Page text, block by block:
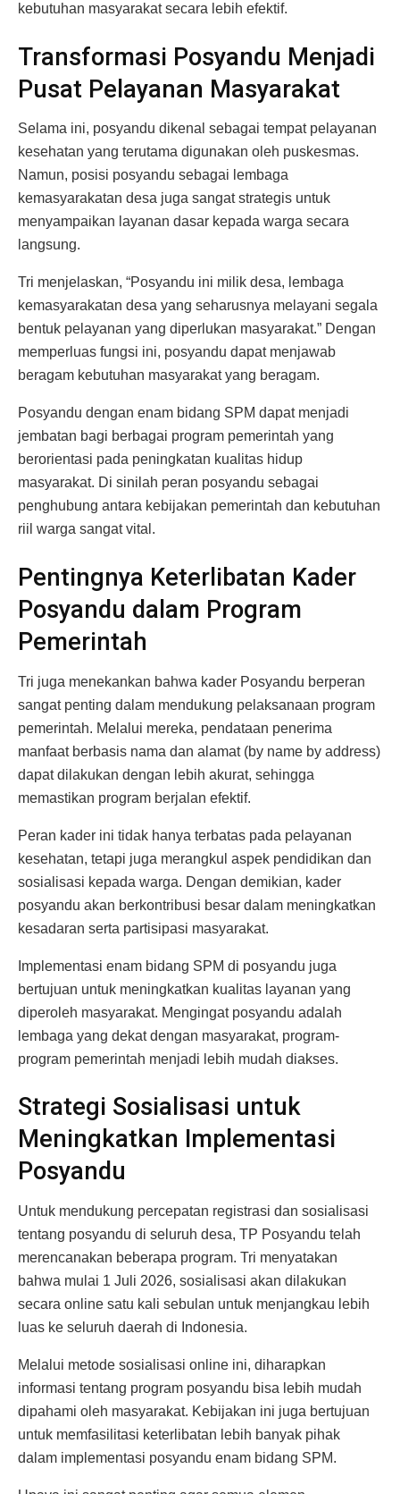
kebutuhan masyarakat secara lebih efektif.
Transformasi Posyandu Menjadi
Pusat Pelayanan Masyarakat
Selama ini, posyandu dikenal sebagai tempat pelayanan
kesehatan yang terutama digunakan oleh puskesmas.
Namun, posisi posyandu sebagai lembaga
kemasyarakatan desa juga sangat strategis untuk
menyampaikan layanan dasar kepada warga secara
langsung.
Tri menjelaskan, “Posyandu ini milik desa, lembaga
kemasyarakatan desa yang seharusnya melayani segala
bentuk pelayanan yang diperlukan masyarakat.” Dengan
memperluas fungsi ini, posyandu dapat menjawab
beragam kebutuhan masyarakat yang beragam.
Posyandu dengan enam bidang SPM dapat menjadi
jembatan bagi berbagai program pemerintah yang
berorientasi pada peningkatan kualitas hidup
masyarakat. Di sinilah peran posyandu sebagai
penghubung antara kebijakan pemerintah dan kebutuhan
riil warga sangat vital.
Pentingnya Keterlibatan Kader
Posyandu dalam Program
Pemerintah
Tri juga menekankan bahwa kader Posyandu berperan
sangat penting dalam mendukung pelaksanaan program
pemerintah. Melalui mereka, pendataan penerima
manfaat berbasis nama dan alamat (by name by address)
dapat dilakukan dengan lebih akurat, sehingga
memastikan program berjalan efektif.
Peran kader ini tidak hanya terbatas pada pelayanan
kesehatan, tetapi juga merangkul aspek pendidikan dan
sosialisasi kepada warga. Dengan demikian, kader
posyandu akan berkontribusi besar dalam meningkatkan
kesadaran serta partisipasi masyarakat.
Implementasi enam bidang SPM di posyandu juga
bertujuan untuk meningkatkan kualitas layanan yang
diperoleh masyarakat. Mengingat posyandu adalah
lembaga yang dekat dengan masyarakat, program-
program pemerintah menjadi lebih mudah diakses.
Strategi Sosialisasi untuk
Meningkatkan Implementasi
Posyandu
Untuk mendukung percepatan registrasi dan sosialisasi
tentang posyandu di seluruh desa, TP Posyandu telah
merencanakan beberapa program. Tri menyatakan
bahwa mulai 1 Juli 2026, sosialisasi akan dilakukan
secara online satu kali sebulan untuk menjangkau lebih
luas ke seluruh daerah di Indonesia.
Melalui metode sosialisasi online ini, diharapkan
informasi tentang program posyandu bisa lebih mudah
dipahami oleh masyarakat. Kebijakan ini juga bertujuan
untuk memfasilitasi keterlibatan lebih banyak pihak
dalam implementasi posyandu enam bidang SPM.